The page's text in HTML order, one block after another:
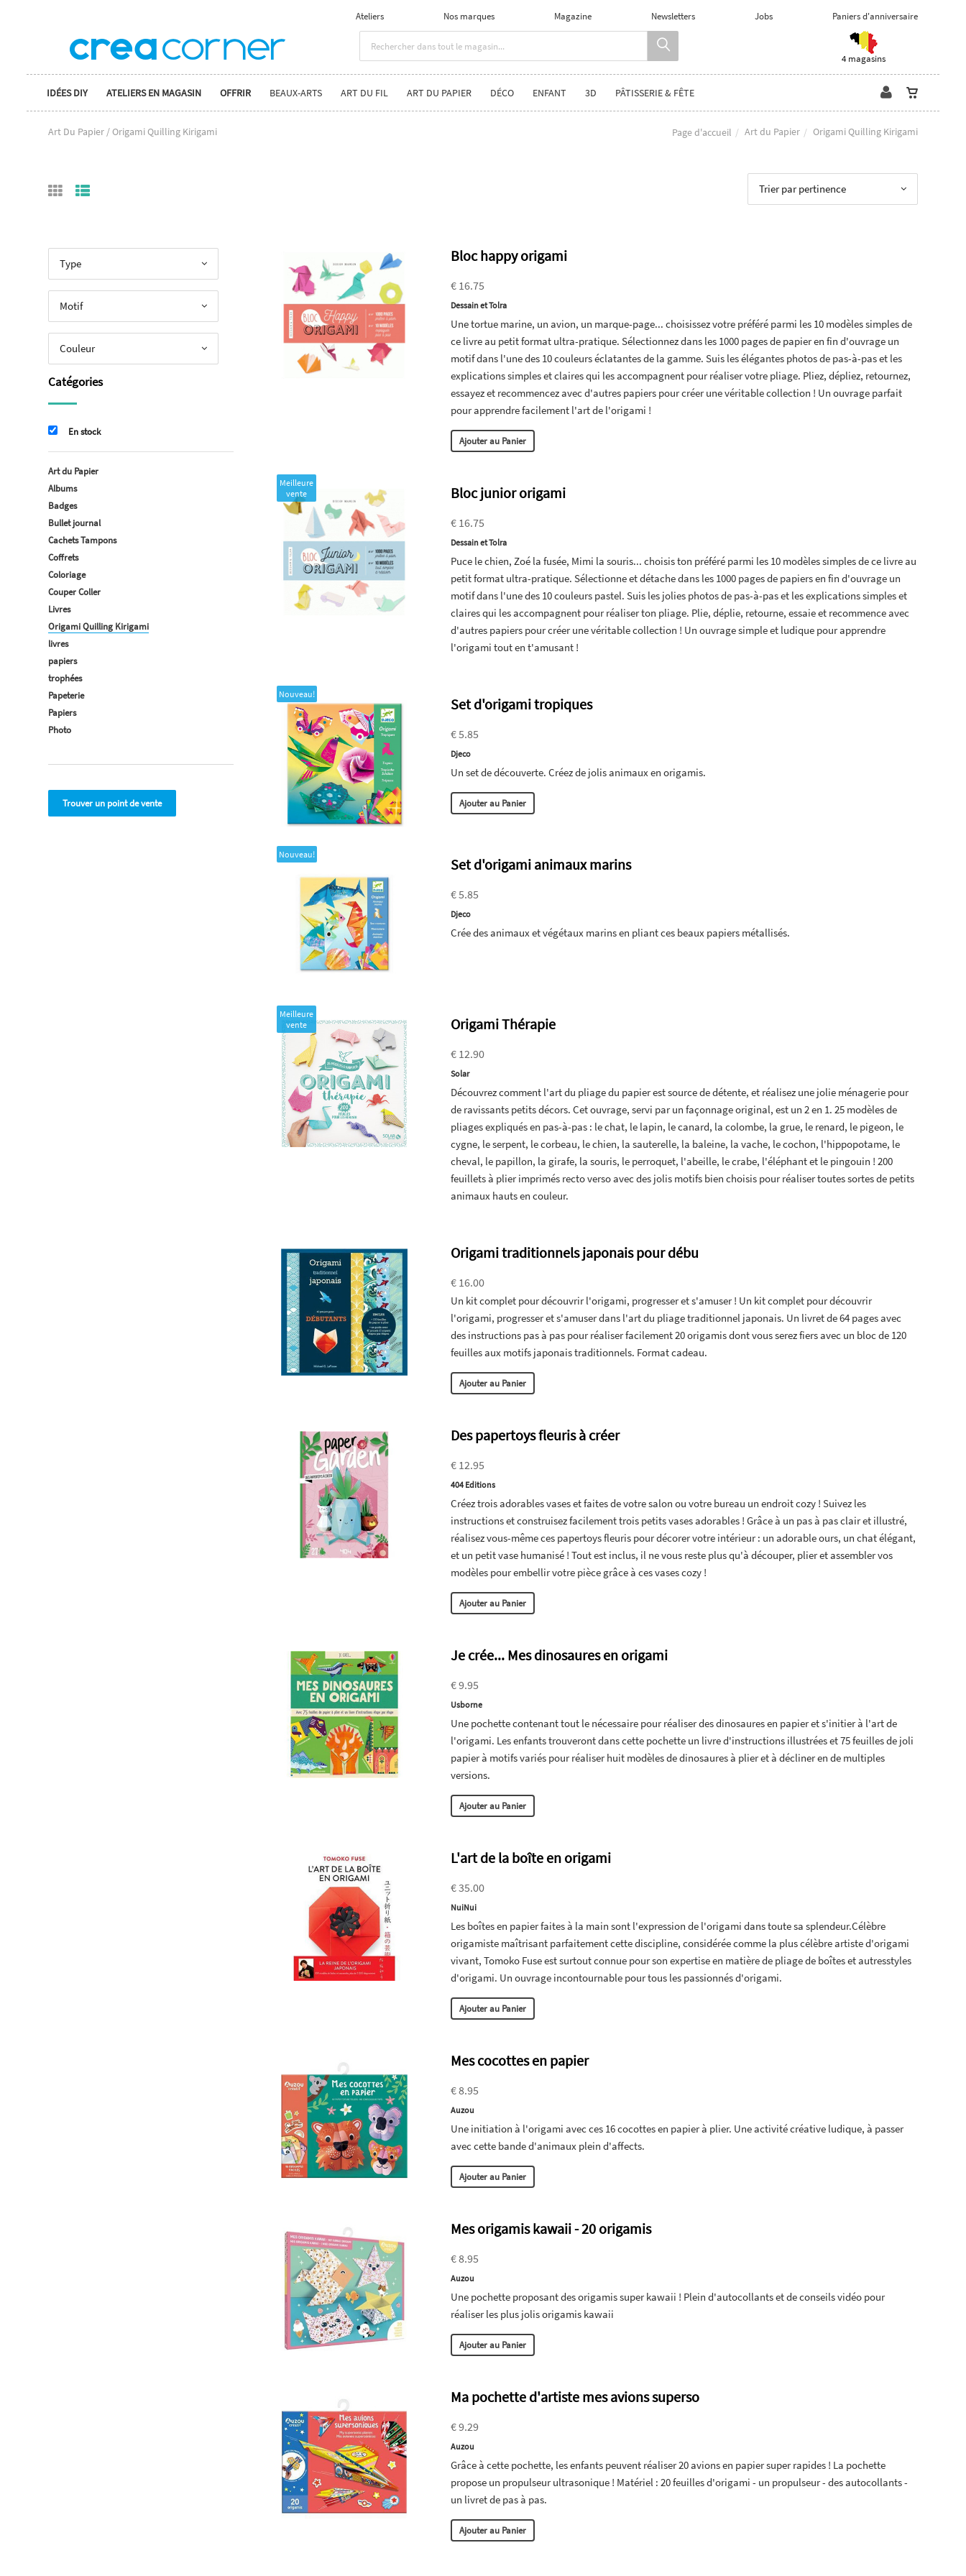
Ateliers Nos marques Magazine Newsletters Jobs Paniers d'anniversaire
4 magasins
IDÉES DIY ATELIERS EN MAGASIN OFFRIR BEAUX-ARTS ART DU FIL ART DU PAPIER DÉCO ENFANT 3D PÂTISSERIE & FÊTE
Art Du Papier / Origami Quilling Kirigami Page d'accueil Art du Papier Origami Quilling Kirigami
Trier par pertinence
Bloc happy origami
€ 16.75
Dessain et Tolra
Une tortue marine, un avion, un marque-page... choisissez votre préféré parmi les 10 modèles simples de
ce livre au petit format ultra-pratique. Sélectionnez dans les 1000 pages de papier en fin d'ouvrage un
motif dans l'une des 10 couleurs éclatantes de la gamme. Suis les élégantes photos de pas-à-pas et les
explications simples et claires qui les accompagnent pour réaliser votre pliage. Pliez, dépliez, retournez,
essayez et recommencez avec d'autres papiers pour créer une véritable collection ! Un ouvrage parfait
pour apprendre facilement l'art de l'origami !
Ajouter au Panier
Meilleure
vente
Bloc junior origami
€ 16.75
Dessain et Tolra
Puce le chien, Zoé la fusée, Mimi la souris... choisis ton préféré parmi les 10 modèles simples de ce livre au
petit format ultra-pratique. Sélectionne et détache dans les 1000 pages de papiers en fin d'ouvrage un
motif dans l'une des 10 couleurs pastel. Suis les jolies photos de pas-à-pas et les explications simples et
claires qui les accompagnent pour réaliser ton pliage. Plie, déplie, retourne, essaie et recommence avec
d'autres papiers pour créer une véritable collection ! Un ouvrage simple et ludique pour apprendre
l'origami tout en t'amusant !
Nouveau!
Set d'origami tropiques
€ 5.85
Djeco
Un set de découverte. Créez de jolis animaux en origamis.
Ajouter au Panier
Nouveau!
Set d'origami animaux marins
€ 5.85
Djeco
Crée des animaux et végétaux marins en pliant ces beaux papiers métallisés.
Meilleure
vente
Origami Thérapie
€ 12.90
Solar
Découvrez comment l'art du pliage du papier est source de détente, et réalisez une jolie ménagerie pour
de ravissants petits décors. Cet ouvrage, servi par un façonnage original, est un 2 en 1. 25 modèles de
pliages expliqués en pas-à-pas : le chat, le lapin, le canard, la colombe, la grue, le renard, le pigeon, le
cygne, le serpent, le corbeau, le chien, la sauterelle, la baleine, la vache, le cochon, l'hippopotame, le
cheval, le papillon, la girafe, la souris, le perroquet, l'abeille, le crabe, l'éléphant et le pingouin ! 200
feuillets à plier imprimés recto verso avec des jolis motifs bien choisis pour réaliser toutes sortes de petits
animaux hauts en couleur.
Origami traditionnels japonais pour débu
€ 16.00
Un kit complet pour découvrir l'origami, progresser et s'amuser ! Un kit complet pour découvrir
l'origami, progresser et s'amuser dans l'art du pliage traditionnel japonais. Un livret de 64 pages avec
des instructions pas à pas pour réaliser facilement 20 origamis dont vous serez fiers avec un bloc de 120
feuilles aux motifs japonais traditionnels. Format cadeau.
Ajouter au Panier
Des papertoys fleuris à créer
€ 12.95
404 Editions
Créez trois adorables vases et faites de votre salon ou votre bureau un endroit cozy ! Suivez les
instructions et construisez facilement trois petits vases adorables ! Grâce à un pas à pas clair et illustré,
réalisez vous-même ces papertoys fleuris pour décorer votre intérieur : un adorable ours, un chat élégant,
et un petit vase humanisé ! Tout est inclus, il ne vous reste plus qu'à découper, plier et assembler vos
modèles pour embellir votre pièce grâce à ces vases cozy !
Ajouter au Panier
Je crée... Mes dinosaures en origami
€ 9.95
Usborne
Une pochette contenant tout le nécessaire pour réaliser des dinosaures en papier et s'initier à l'art de
l'origami. Les enfants trouveront dans cette pochette un livre d'instructions illustrées et 75 feuilles de joli
papier à motifs variés pour réaliser huit modèles de dinosaures à plier et à décliner en de multiples
versions.
Ajouter au Panier
L'art de la boîte en origami
€ 35.00
NuiNui
Les boîtes en papier faites à la main sont l'expression de l'origami dans toute sa splendeur.Célèbre
origamiste maîtrisant parfaitement cette discipline, considérée comme la plus célèbre artiste d'origami
vivant, Tomoko Fuse est surtout connue pour son expertise en matière de pliage de boîtes et autresstyles
d'origami. Un ouvrage incontournable pour tous les passionnés d'origami.
Ajouter au Panier
Mes cocottes en papier
€ 8.95
Auzou
Une initiation à l'origami avec ces 16 cocottes en papier à plier. Une activité créative ludique, à passer
avec cette bande d'animaux plein d'affects.
Ajouter au Panier
Mes origamis kawaii - 20 origamis
€ 8.95
Auzou
Une pochette proposant des origamis super kawaii ! Plein d'autocollants et de conseils vidéo pour
réaliser les plus jolis origamis kawaii
Ajouter au Panier
Ma pochette d'artiste mes avions superso
€ 9.29
Auzou
Grâce à cette pochette, les enfants peuvent réaliser 20 avions en papier super rapides ! La pochette
propose un propulseur ultrasonique ! Matériel : 20 feuilles d'origami - un propulseur - des autocollants -
un livret de pas à pas.
Ajouter au Panier
Type
Motif
Couleur
Catégories
En stock
Art du Papier
Albums
Badges
Bullet journal
Cachets Tampons
Coffrets
Coloriage
Couper Coller
Livres
Origami Quilling Kirigami
livres
papiers
trophées
Papeterie
Papiers
Photo
Trouver un point de vente